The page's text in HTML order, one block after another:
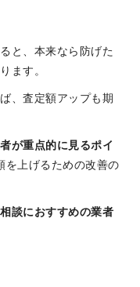
と、本来なら防げた
ます。
、査定額アップも期
が重点的に見るポイ
を上げるための改善の
談におすすめの業者